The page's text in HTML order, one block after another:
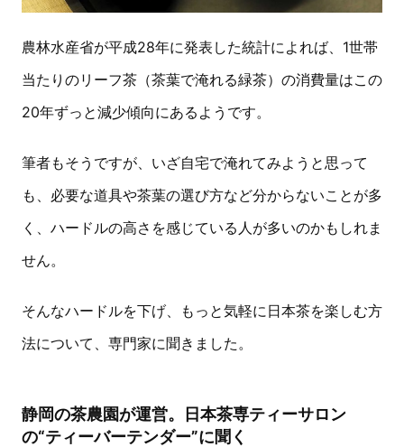
農林水産省が平成28年に発表した統計によれば、1世帯
当たりのリーフ茶（茶葉で淹れる緑茶）の消費量はこの
20年ずっと減少傾向にあるようです。
筆者もそうですが、いざ自宅で淹れてみようと思って
も、必要な道具や茶葉の選び方など分からないことが多
く、ハードルの高さを感じている人が多いのかもしれま
せん。
そんなハードルを下げ、もっと気軽に日本茶を楽しむ方
法について、専門家に聞きました。
静岡の茶農園が運営。日本茶専ティーサロン
の“ティーバーテンダー”に聞く